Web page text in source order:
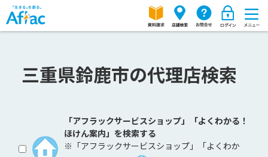
三重県鈴鹿市の代理店検索
「アフラックサービスショップ」「よくわかる！
ほけん案内」を検索する
※「アフラックサービスショップ」「よくわか